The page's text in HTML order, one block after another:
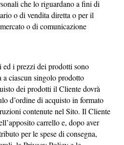
che lo riguardano a fini di
o di vendita diretta o per il
o di comunicazione
ed i prezzi dei prodotti sono
ciascun singolo prodotto
dei prodotti il Cliente dovrà
d’ordine di acquisto in formato
contenute nel Sito. Il Cliente
carrello e, dopo aver
per le spese di consegna,